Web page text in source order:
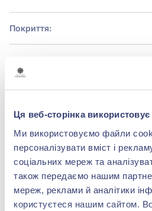
Ця веб-сторінка використовує
Ми використовуємо файли
персоналізувати вміст і
соціальних мереж та
також передаємо нашим
мереж, реклами й аналітики
користуєтеся нашим сайтом.
Покриття:
Детальніше